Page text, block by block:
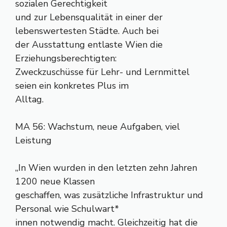
sozialen Gerechtigkeit
und zur Lebensqualität in einer der
lebenswertesten Städte. Auch bei
der Ausstattung entlaste Wien die
Erziehungsberechtigten:
Zweckzuschüsse für Lehr- und Lernmittel
seien ein konkretes Plus im
Alltag.
MA 56: Wachstum, neue Aufgaben, viel
Leistung
„In Wien wurden in den letzten zehn Jahren
1200 neue Klassen
geschaffen, was zusätzliche Infrastruktur und
Personal wie Schulwart*
innen notwendig macht. Gleichzeitig hat die